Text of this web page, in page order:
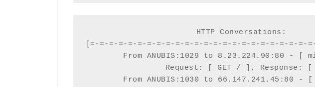
HTTP Conversations:
[=-=-=-=-=-=-=-=-=-=-=-=-=-=-=-=-=-=-=-=-=-=-=-
From ANUBIS:1029 to 8.23.224.90:80 - [
Request: [ GET / ], Response: [
From ANUBIS:1030 to 66.147.241.45:80 - [